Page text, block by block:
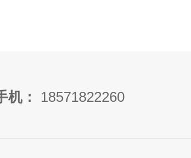
机： 18571822260